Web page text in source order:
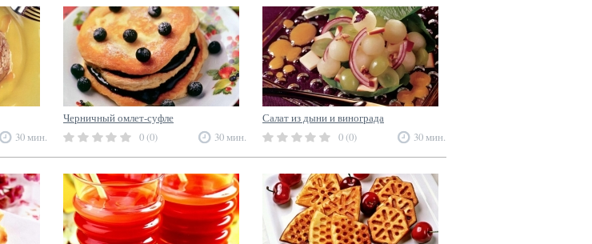
30 мин.
Черничный омлет-суфле
0 (0)
30 мин.
Салат из дыни и винограда
0 (0)
30 мин.